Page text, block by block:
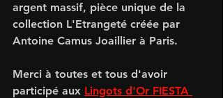
argent massif, pièce unique de la
collection L'Etrangeté créée par
Antoine Camus Joaillier à Paris.
Merci à toutes et tous d'avoir
participé aux Lingots d'Or FIESTA